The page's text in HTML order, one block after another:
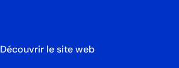
Découvrir le site web